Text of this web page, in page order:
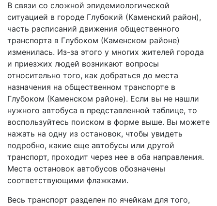
В связи со сложной эпидемиологической
ситуацией в городе Глубокий (Каменский район),
часть расписаний движения общественного
транспорта в Глубоком (Каменском районе)
изменилась. Из-за этого у многих жителей города
и приезжих людей возникают вопросы
относительно того, как добраться до места
назначения на общественном транспорте в
Глубоком (Каменском районе). Если вы не нашли
нужного автобуса в представленной таблице, то
воспользуйтесь поиском в форме выше. Вы можете
нажать на одну из остановок, чтобы увидеть
подробно, какие еще автобусы или другой
транспорт, проходит через нее в оба направления.
Места остановок автобусов обозначены
соответствующими флажками.
Весь транспорт разделен по ячейкам для того,